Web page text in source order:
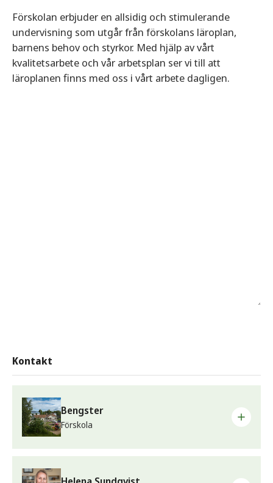
Förskolan erbjuder en allsidig och stimulerande
undervisning som utgår från förskolans läroplan,
barnens behov och styrkor. Med hjälp av vårt
kvalitetsarbete och vår arbetsplan ser vi till att
läroplanen finns med oss i vårt arbete dagligen.
Kontakt
Bengster
Förskola
Bamse: